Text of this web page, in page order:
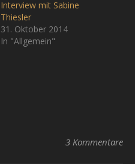
Interview mit Sabine
Thiesler
31. Oktober 2014
In "Allgemein"
3 Kommentare